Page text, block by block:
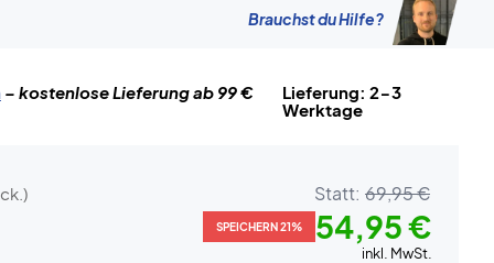
Brauchst du Hilfe?
– kostenlose Lieferung ab 99 €
Lieferung: 2-3
Werktage
Statt: 69,95 €
SPEICHERN 21% 54,95 €
inkl. MwSt.